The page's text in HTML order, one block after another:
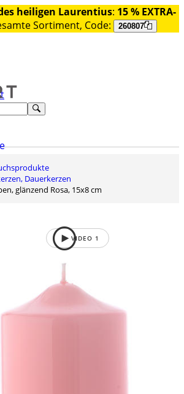
heiligen Laurentius: 15 % EXTRA-
Sortiment, Code: 260807
Dauerkerzen
glänzend Rosa, 15x8 cm
VIDEO 1